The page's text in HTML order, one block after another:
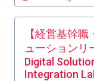
【経営基幹
ューションリ
Digital
Integration